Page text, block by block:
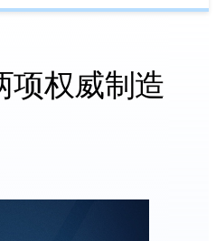
项权威制造